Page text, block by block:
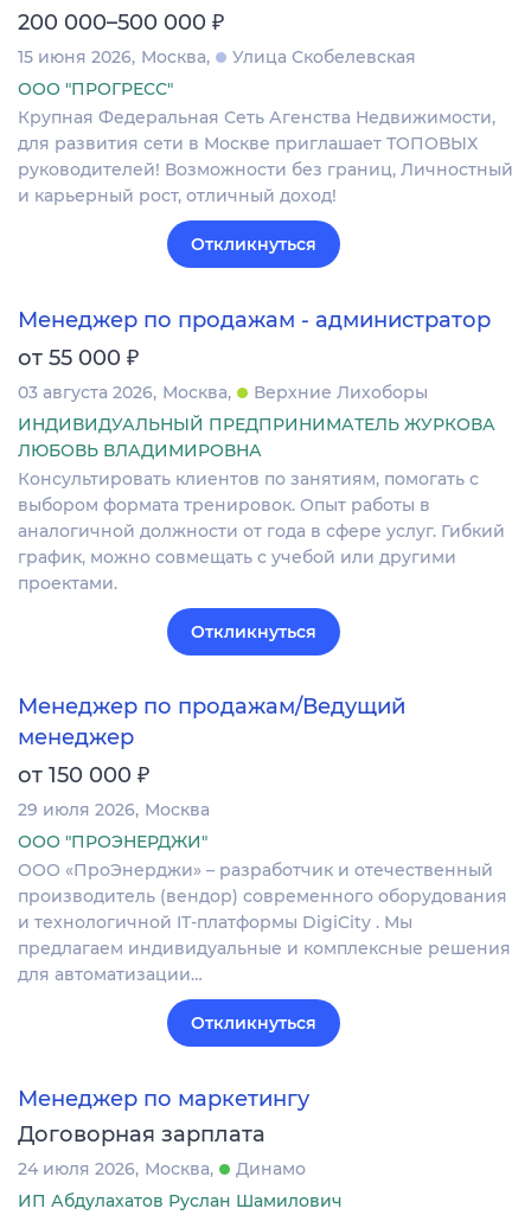
200 000–500 000 ₽
15 июня 2026 Москва
Улица Скобелевская
ООО "ПРОГРЕСС"
Крупная Федеральная Сеть Агенства Недвижимости,
для развития сети в Москве приглашает ТОПОВЫХ
руководителей! Возможности без границ, Личностный
и карьерный рост, отличный доход!
Откликнуться
Менеджер по продажам - администратор
от 55 000 ₽
03 августа 2026 Москва
Верхние Лихоборы
ИНДИВИДУАЛЬНЫЙ ПРЕДПРИНИМАТЕЛЬ ЖУРКОВА
ЛЮБОВЬ ВЛАДИМИРОВНА
Консультировать клиентов по занятиям, помогать с
выбором формата тренировок. Опыт работы в
аналогичной должности от года в сфере услуг. Гибкий
график, можно совмещать с учебой или другими
проектами.
Откликнуться
Менеджер по продажам/Ведущий
менеджер
от 150 000 ₽
29 июля 2026 Москва
ООО "ПРОЭНЕРДЖИ"
ООО «ПроЭнерджи» – разработчик и отечественный
производитель (вендор) современного оборудования
и технологичной IT-платформы DigiCity . Мы
предлагаем индивидуальные и комплексные решения
для автоматизации…
Откликнуться
Менеджер по маркетингу
Договорная зарплата
24 июля 2026 Москва
Динамо
ИП Абдулахатов Руслан Шамилович